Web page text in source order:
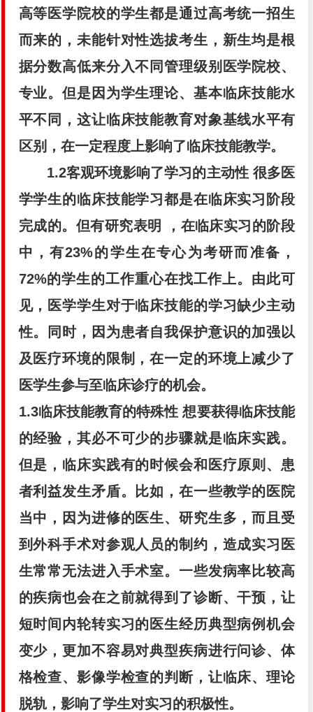
高等医学院校的学生都是通过高考统一招生
而来的，未能针对性选拔考生，新生均是根
据分数高低来分入不同管理级别医学院校、
专业。但是因为学生理论、基本临床技能水
平不同，这让临床技能教育对象基线水平有
区别，在一定程度上影响了临床技能教学。
1.2客观环境影响了学习的主动性很多医
学学生的临床技能学习都是在临床实习阶段
完成的。但有研究表明 ，在临床实习的阶段
中，有23%的学生在专心为考研而准备，
72%的学生的工作重心在找工作上。由此可
见，医学学生对于临床技能的学习缺少主动
性。同时，因为患者自我保护意识的加强以
及医疗环境的限制，在一定的环境上减少了
医学生参与至临床诊疗的机会。
1.3临床技能教育的特殊性 想要获得临床技能
的经验，其必不可少的步骤就是临床实践。
但是，临床实践有的时候会和医疗原则、患
者利益发生矛盾。比如，在一些教学的医院
当中，因为进修的医生、研究生多，而且受
到外科手术对参观人员的制约，造成实习医
生常常无法进入手术室。一些发病率比较高
的疾病也会在之前就得到了诊断、干预，让
短时间内轮转实习的医生经历典型病例机会
变少，更加不容易对典型疾病进行问诊、体
格检查、影像学检查的判断，让临床、理论
脱轨，影响了学生对实习的积极性。